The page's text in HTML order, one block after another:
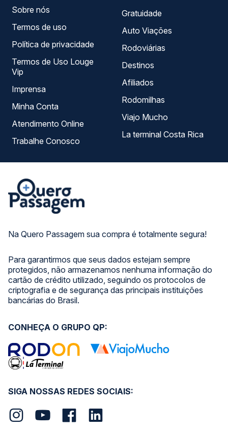
sua viagem.
Na Quero Passagem sua compra é totalmente segura!
Para garantirmos que seus dados estejam sempre
protegidos, não armazenamos nenhuma informação do
cartão de crédito utilizado, seguindo os protocolos de
criptografia e de segurança das principais instituições
bancárias do Brasil.
Sobre nós
Termos de uso
Política de privacidade
Termos de Uso Louge
Vip
Imprensa
Minha Conta
Atendimento Online
Trabalhe Conosco
Gratuidade
Auto Viações
Rodoviárias
Destinos
Afiliados
Rodomilhas
Viajo Mucho
La terminal Costa Rica
SIGA NOSSAS REDES SOCIAIS:
CONHEÇA O GRUPO QP: